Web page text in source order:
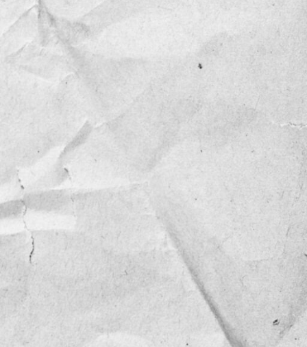
CATEGORÍAS
NOTICIAS
OPINIÓN
TENDENCIA
VIDEO COLUMNA
VIDEO NOTA